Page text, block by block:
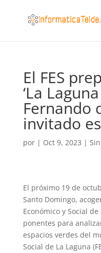
El FES
‘La
Fernando
invitado
por | Oct 9, 2023 |
El próximo 19 de
Santo Domingo,
Económico y Social
ponentes para
espacios verdes del
Social de La Laguna